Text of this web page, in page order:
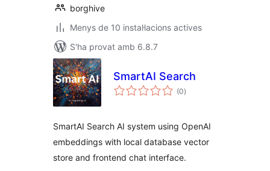
borghive
Menys de 10 instal·lacions actives
S'ha provat amb 6.8.7
SmartAI Search
(0puntuacions
totals
)
SmartAI Search AI system using OpenAI
embeddings with local database vector
store and frontend chat interface.